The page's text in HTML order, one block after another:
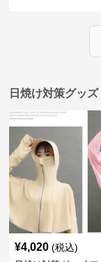
日焼け対策グッ
¥4,020 (税込)